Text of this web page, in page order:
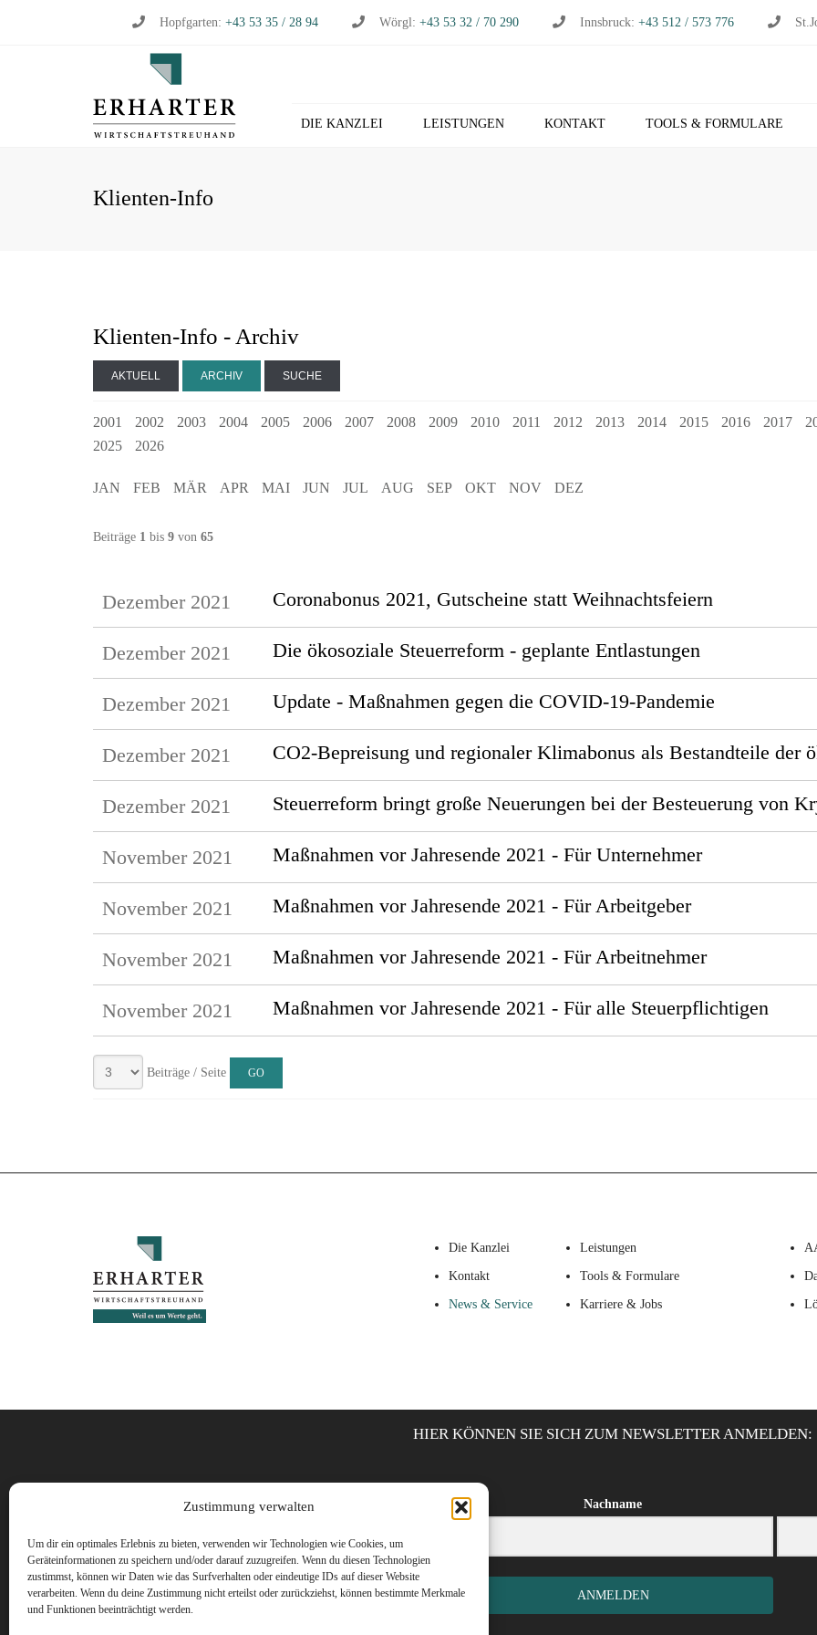
Zustimmung verwalten
Um dir ein optimales Erlebnis zu bieten, verwenden wir Technologien wie Cookies, um
Geräteinformationen zu speichern und/oder darauf zuzugreifen. Wenn du diesen Technologien
zustimmst, können wir Daten wie das Surfverhalten oder eindeutige IDs auf dieser Website
verarbeiten. Wenn du deine Zustimmung nicht erteilst oder zurückziehst, können bestimmte Merkmale
und Funktionen beeinträchtigt werden.
Hopfgarten: +43 53 35 / 28 94 Wörgl: +43 53 32 / 70 290 Innsbruck: +43 512 / 573 776
DIE KANZLEI LEISTUNGEN KONTAKT TOOLS & FORMULARE
Klienten-Info
Klienten-Info - Archiv
AKTUELL ARCHIV SUCHE
2001 2002 2003 2004 2005 2006 2007 2008 2009 2010 2011 2012 2013 2014 2015 2016 2017
2025
2026
JAN FEB MÄR APR MAI JUN JUL AUG SEP OKT NOV DEZ
Beiträge 1 bis 9 von 65
Dezember 2021 Coronabonus 2021, Gutscheine statt Weihnachtsfeiern
Dezember 2021 Die ökosoziale Steuerreform - geplante Entlastungen
Dezember 2021 Update - Maßnahmen gegen die COVID-19-Pandemie
Dezember 2021 CO2-Bepreisung und regionaler Klimabonus als Bestandteile der
Dezember 2021 Steuerreform bringt große Neuerungen bei der Besteuerung von
November 2021 Maßnahmen vor Jahresende 2021 - Für Unternehmer
November 2021 Maßnahmen vor Jahresende 2021 - Für Arbeitgeber
November 2021 Maßnahmen vor Jahresende 2021 - Für Arbeitnehmer
November 2021 Maßnahmen vor Jahresende 2021 - Für alle Steuerpflichtigen
Beiträge / Seite
Die Kanzlei Leistungen
Kontakt Tools & Formulare
News & Service Karriere & Jobs
HIER KÖNNEN SIE SICH ZUM NEWSLETTER ANMELDEN:
Vorname Nachname
ANMELDEN